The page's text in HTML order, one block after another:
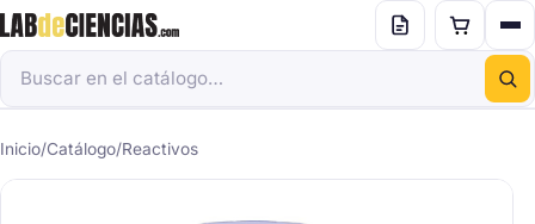
Inicio/Catálogo/Reactivos